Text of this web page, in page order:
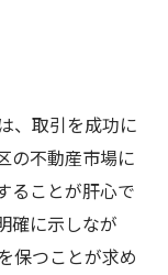
、取引を成功に
の不動産市場に
ることが肝心で
確に示しなが
保つことが求め